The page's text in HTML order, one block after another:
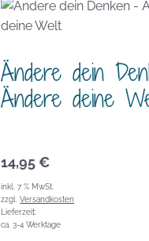
Ändere dein
Ändere deine
14,95 €
inkl. 7 % MwSt.
zzgl.Versandkosten
Lieferzeit:
ca. 3-4 Werktage